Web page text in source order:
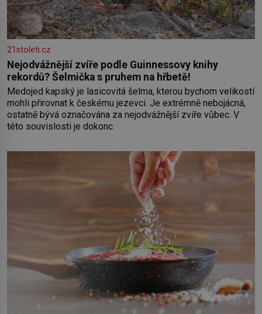
21stoleti.cz
Nejodvážnější zvíře podle Guinnessovy knihy
rekordů? Šelmička s pruhem na hřbetě!
Medojed kapský je lasicovitá šelma, kterou bychom velikostí
mohli přirovnat k českému jezevci. Je extrémně nebojácná,
ostatně bývá označována za nejodvážnější zvíře vůbec. V
této souvislosti je dokonc